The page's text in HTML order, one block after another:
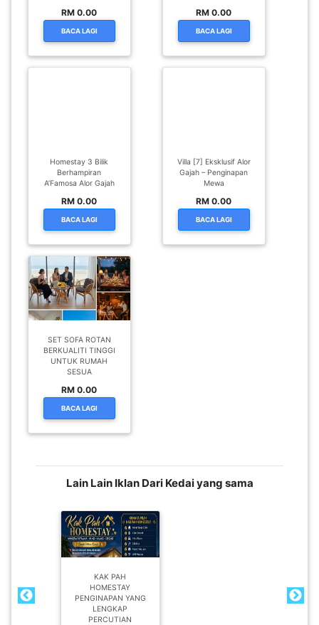
RM 0.00
BACA LAGI
RM 0.00
BACA LAGI
Homestay 3 Bilik
Berhampiran
A’Famosa Alor Gajah
RM 0.00
BACA LAGI
Villa [7] Eksklusif Alor
Gajah – Penginapan
Mewa
RM 0.00
BACA LAGI
SET SOFA ROTAN
BERKUALITI TINGGI
UNTUK RUMAH
SESUA
RM 0.00
BACA LAGI
Lain Lain Iklan Dari Kedai yang sama
KAK PAH
HOMESTAY
PENGINAPAN YANG
LENGKAP
PERCUTIAN